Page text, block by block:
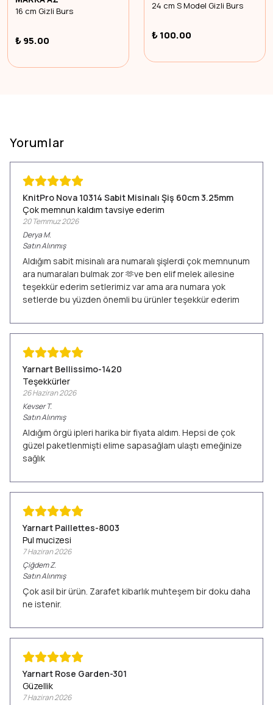
16 cm Gizli Burs
₺ 95.00
24 cm S Model Gizli Burs
₺ 100.00
Yorumlar
KnitPro Nova 10314 Sabit Misinalı Şiş 60cm 3.25mm
Çok memnun kaldım tavsiye ederim
20 Temmuz 2026
DeryaM.
Satın Alınmış
Aldığım sabit misinalı ara numaralı şişlerdi çok memnunum
ara numaraları bulmak zor 🫶ve ben elif melek ailesine
teşekkür ederim setlerimiz var ama ara numara yok
setlerde bu yüzden önemli bu ürünler teşekkür ederim
Yarnart Bellissimo-1420
Teşekkürler
26 Haziran 2026
Kevser T.
Satın Alınmış
Aldığım örgü ipleri harika bir fiyata aldım. Hepsi de çok
güzel paketlenmişti elime sapasağlam ulaştı emeğinize
sağlık
Yarnart Paillettes-8003
Pul mucizesi
7 Haziran 2026
ÇiğdemZ.
Satın Alınmış
Çok asil bir ürün. Zarafet kibarlık muhteşem bir doku daha
ne istenir.
Yarnart Rose Garden-301
Güzellik
7 Haziran 2026